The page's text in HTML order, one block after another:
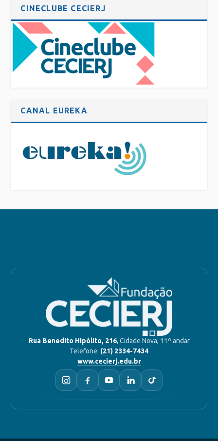
CINECLUBE CECIERJ
CANAL EUREKA
Rua Benedito Hipólito, 216, Cidade Nova, 11º andar
Telefone: (21) 2334-7434
www.cecierj.edu.br